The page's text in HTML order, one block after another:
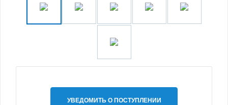
УВЕДОМИТЬ О ПОСТУПЛЕНИИ